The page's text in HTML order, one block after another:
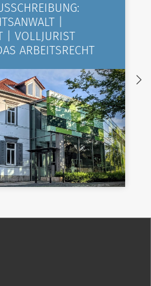
|
| VOLLJURIST
ARBEITSRECHT